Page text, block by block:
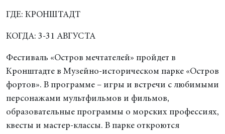
ГДЕ: КРОНШТАДТ
КОГДА: 3-31 АВГУСТА
Фестиваль «Остров мечтателей» пройдет в
Кронштадте в Музейно-историческом парке «Остров
фортов». В программе – игры и встречи с любимыми
персонажами мультфильмов и фильмов,
образовательные программы о морских профессиях,
квесты и мастер-классы. В парке откроются